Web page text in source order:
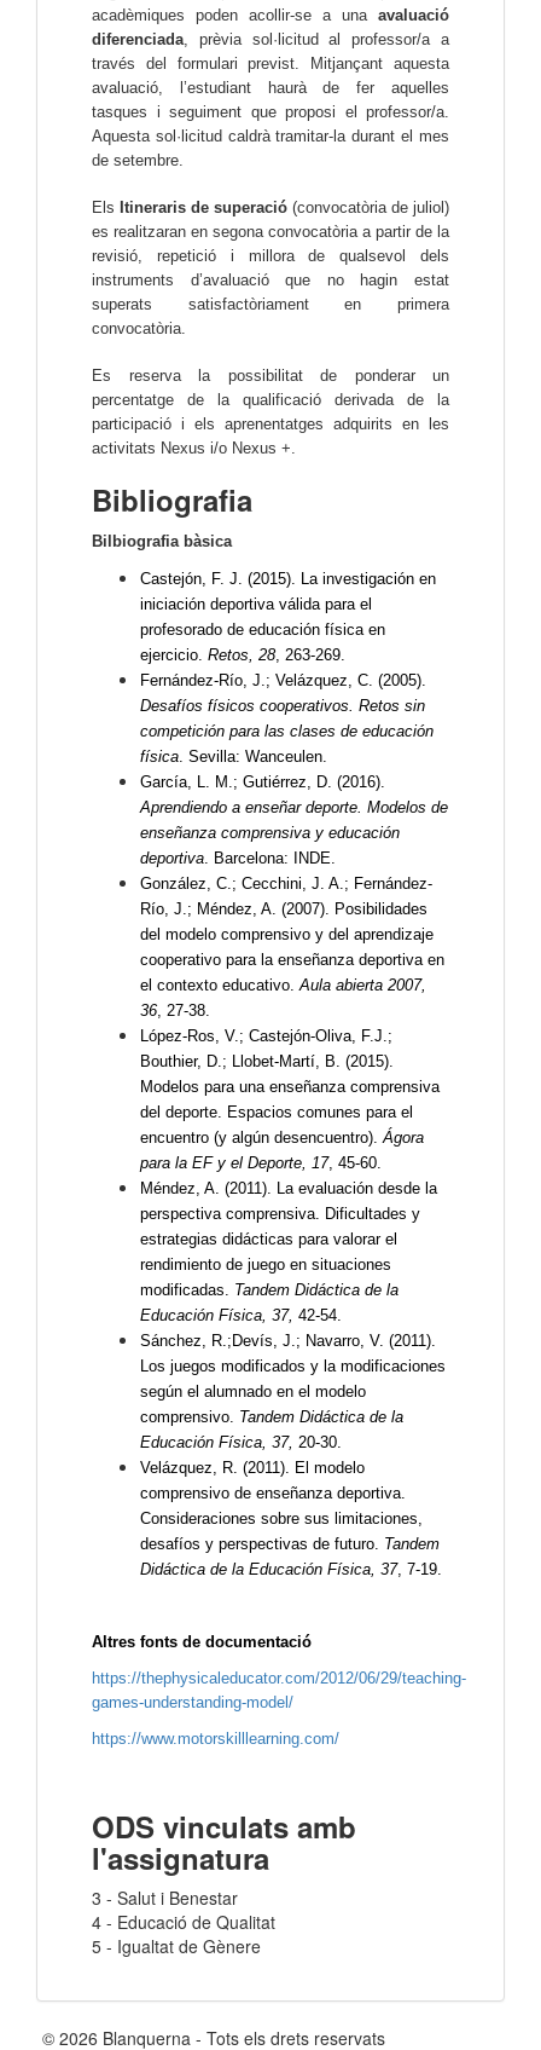
acadèmiques poden acollir-se a una avaluació
diferenciada, prèvia sol·licitud al professor/a a
través del formulari previst. Mitjançant aquesta
avaluació, l’estudiant haurà de fer aquelles
tasques i seguiment que proposi el professor/a.
Aquesta sol·licitud caldrà tramitar-la durant el mes
de setembre.
Els Itineraris de superació (convocatòria de juliol)
es realitzaran en segona convocatòria a partir de la
revisió, repetició i millora de qualsevol dels
instruments d’avaluació que no hagin estat
superats satisfactòriament en primera
convocatòria.
Es reserva la possibilitat de ponderar un
percentatge de la qualificació derivada de la
participació i els aprenentatges adquirits en les
activitats Nexus i/o Nexus +.
Bibliografia
Bilbiografia bàsica
Castejón, F. J. (2015). La investigación en
iniciación deportiva válida para el
profesorado de educación física en
ejercicio. Retos, 28, 263-269.
Fernández-Río, J.; Velázquez, C. (2005).
Desafíos físicos cooperativos. Retos sin
competición para las clases de educación
física. Sevilla: Wanceulen.
García, L. M.; Gutiérrez, D. (2016).
Aprendiendo a enseñar deporte. Modelos de
enseñanza comprensiva y educación
deportiva. Barcelona: INDE.
González, C.; Cecchini, J. A.; Fernández-
Río, J.; Méndez, A. (2007). Posibilidades
del modelo comprensivo y del aprendizaje
cooperativo para la enseñanza deportiva en
el contexto educativo.Aula abierta 2007,
36, 27-38.
López-Ros, V.; Castejón-Oliva, F.J.;
Bouthier, D.; Llobet-Martí, B. (2015).
Modelos para una enseñanza comprensiva
del deporte. Espacios comunes para el
encuentro (y algún desencuentro).Ágora
para la EF y el Deporte, 17, 45-60.
Méndez, A. (2011). La evaluación desde la
perspectiva comprensiva. Dificultades y
estrategias didácticas para valorar el
rendimiento de juego en situaciones
modificadas. Tandem Didáctica de la
Educación Física, 37, 42-54.
Sánchez, R.;Devís, J.; Navarro, V. (2011).
Los juegos modificados y la modificaciones
según el alumnado en el modelo
comprensivo. Tandem Didáctica de la
Educación Física, 37, 20-30.
Velázquez, R. (2011). El modelo
comprensivo de enseñanza deportiva.
Consideraciones sobre sus limitaciones,
desafíos y perspectivas de futuro. Tandem
Didáctica de la Educación Física, 37, 7-19.
Altres fonts de documentació
https://thephysicaleducator.com/2012/06/29/teaching-
games-understanding-model/
https://www.motorskilllearning.com/
ODS vinculats amb
l'assignatura
3 - Salut i Benestar
4 - Educació de Qualitat
5 - Igualtat de Gènere
© 2026 Blanquerna - Tots els drets reservats